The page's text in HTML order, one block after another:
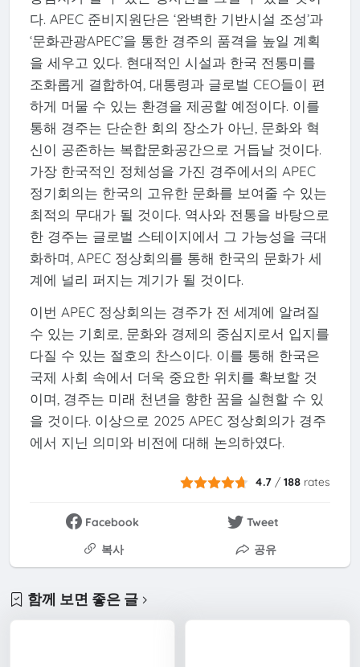
다. APEC 준비지원단은 ‘완벽한 기반시설 조성’과
‘문화관광APEC’을 통한 경주의 품격을 높일 계획
을 세우고 있다. 현대적인 시설과 한국 전통미를
조화롭게 결합하여, 대통령과 글로벌 CEO들이 편
하게 머물 수 있는 환경을 제공할 예정이다. 이를
통해 경주는 단순한 회의 장소가 아닌, 문화와 혁
신이 공존하는 복합문화공간으로 거듭날 것이다.
가장 한국적인 정체성을 가진 경주에서의 APEC
정기회의는 한국의 고유한 문화를 보여줄 수 있는
최적의 무대가 될 것이다. 역사와 전통을 바탕으로
한 경주는 글로벌 스테이지에서 그 가능성을 극대
화하며, APEC 정상회의를 통해 한국의 문화가 세
계에 널리 퍼지는 계기가 될 것이다.
이번 APEC 정상회의는 경주가 전 세계에 알려질
수 있는 기회로, 문화와 경제의 중심지로서 입지를
다질 수 있는 절호의 찬스이다. 이를 통해 한국은
국제 사회 속에서 더욱 중요한 위치를 확보할 것
이며, 경주는 미래 천년을 향한 꿈을 실현할 수 있
을 것이다. 이상으로 2025 APEC 정상회의가 경주
에서 지닌 의미와 비전에 대해 논의하였다.
4.7 /188 rates
Facebook
Tweet
복사
공유
함께 보면 좋은 글